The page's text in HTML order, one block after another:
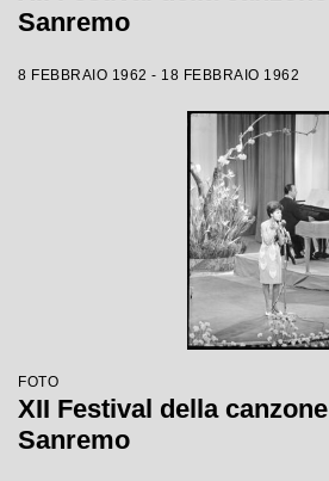
Sanremo
8 FEBBRAIO 1962 - 18 FEBBRAIO 1962
FOTO
XII Festival della
Sanremo